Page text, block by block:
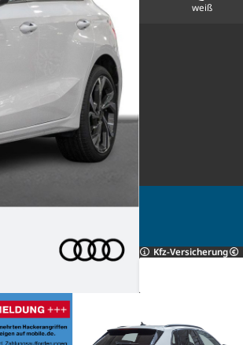
weiß
Kfz-Versicherung